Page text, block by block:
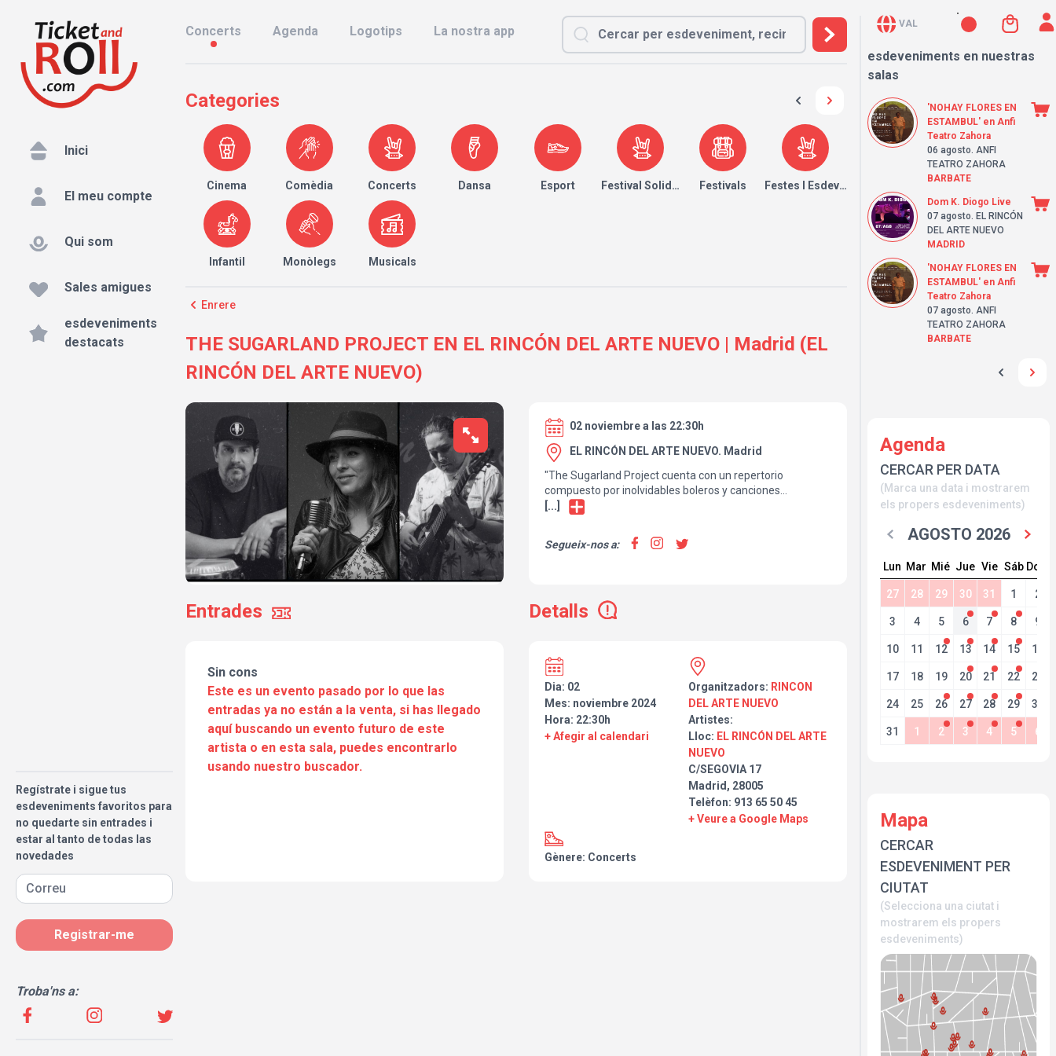
Inici
El meu compte
Qui som
Sales amigues
esdeveniments
destacats
Regístrate i sigue tus
esdeveniments favoritos para
no quedarte sin entrades i
estar al tanto de todas las
novedades
Registrar-me
Troba'ns a:
Concerts Agenda Logotips La nostra app
Categories
Cinema Comèdia Concerts Dansa Esport Festival Solidari Festivals Festes I Esdeveniments
Infantil Monòlegs Musicals
Enrere
THE SUGARLAND PROJECT EN EL RINCÓN DEL ARTE NUEVO | Madrid (EL
RINCÓN DEL ARTE NUEVO)
02 noviembre a las 22:30h
EL RINCÓN DEL ARTE NUEVO. Madrid
"The Sugarland Project cuenta con un repertorio
compuesto por inolvidables boleros y canciones
latinoamericanas de carácter universal fusionadas con
mambo, latin jazz, etc.
[...]
Segueix-nos a:
Entrades Detalls
Sin cons
Este es un evento pasado por lo que las
entradas ya no están a la venta, si has llegado
aquí buscando un evento futuro de este
artista o en esta sala, puedes encontrarlo
usando nuestro buscador.
Dia: 02
Mes: noviembre 2024
Hora: 22:30h
+ Afegir al calendari
Organitzadors: RINCON
DEL ARTE NUEVO
Artistes:
Lloc: EL RINCÓN DEL ARTE
NUEVO
C/SEGOVIA 17
Madrid, 28005
Telèfon: 913 65 50 45
+ Veure a Google Maps
Gènere: Concerts
VAL
esdeveniments en nuestras
salas
'NOHAY FLORES EN
ESTAMBUL' en Anfi
Teatro Zahora
06 agosto. ANFI
TEATRO ZAHORA
BARBATE
Dom K. Diogo Live
07 agosto. EL RINCÓN
DEL ARTE NUEVO
MADRID
'NOHAY FLORES EN
ESTAMBUL' en Anfi
Teatro Zahora
07 agosto. ANFI
TEATRO ZAHORA
BARBATE
Agenda
CERCAR PER DATA
(Marca una data i mostrarem
els propers esdeveniments)
AGOSTO 2026
Lun Mar Mié Jue Vie Sáb Dom
27 28 29 30 31 1 2
3 4 5 6 7 8 9
10 11 12 13 14 15 16
17 18 19 20 21 22 23
24 25 26 27 28 29 30
31 1 2 3 4 5 6
Mapa
CERCAR
ESDEVENIMENT PER
CIUTAT
(Selecciona una ciutat i
mostrarem els propers
esdeveniments)